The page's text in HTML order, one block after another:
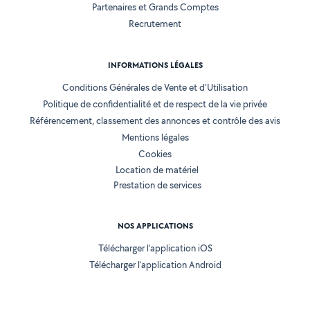
Partenaires et Grands Comptes
Recrutement
INFORMATIONS LÉGALES
Conditions Générales de Vente et d'Utilisation
Politique de confidentialité et de respect de la vie privée
Référencement, classement des annonces et contrôle des avis
Mentions légales
Cookies
Location de matériel
Prestation de services
NOS APPLICATIONS
Télécharger l’application iOS
Télécharger l’application Android